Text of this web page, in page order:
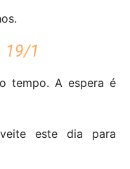
19/1
tempo. A espera é
este dia para